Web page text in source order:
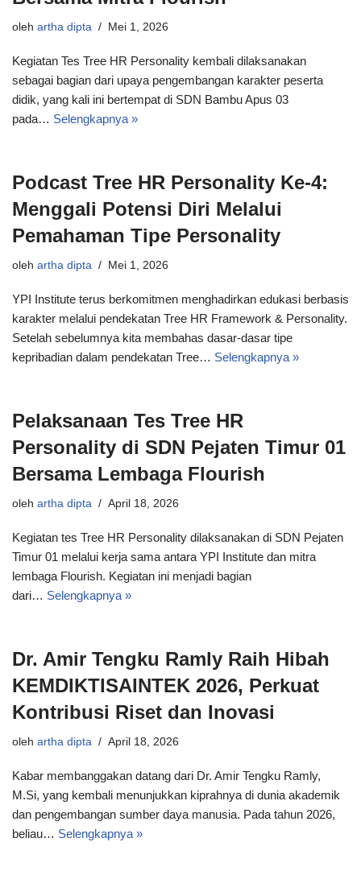
oleh artha dipta Mei 1, 2026
Kegiatan Tes Tree HR Personality kembali dilaksanakan
sebagai bagian dari upaya pengembangan karakter peserta
didik, yang kali ini bertempat di SDN Bambu Apus 03
pada… Selengkapnya »
Podcast Tree HR Personality Ke-4:
Menggali Potensi Diri Melalui
Pemahaman Tipe Personality
oleh artha dipta Mei 1, 2026
YPI Institute terus berkomitmen menghadirkan edukasi berbasis
karakter melalui pendekatan Tree HR Framework & Personality.
Setelah sebelumnya kita membahas dasar-dasar tipe
kepribadian dalam pendekatan Tree… Selengkapnya »
Pelaksanaan Tes Tree HR
Personality di SDN Pejaten Timur 01
Bersama Lembaga Flourish
oleh artha dipta April 18, 2026
Kegiatan tes Tree HR Personality dilaksanakan di SDN Pejaten
Timur 01 melalui kerja sama antara YPI Institute dan mitra
lembaga Flourish. Kegiatan ini menjadi bagian
dari… Selengkapnya »
Dr. Amir Tengku Ramly Raih Hibah
KEMDIKTISAINTEK 2026, Perkuat
Kontribusi Riset dan Inovasi
oleh artha dipta April 18, 2026
Kabar membanggakan datang dari Dr. Amir Tengku Ramly,
M.Si, yang kembali menunjukkan kiprahnya di dunia akademik
dan pengembangan sumber daya manusia. Pada tahun 2026,
beliau… Selengkapnya »